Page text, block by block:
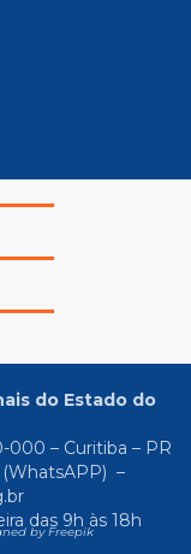
do Estado do
000 – Curitiba – PR
–
das 9h às 18h
by Freepik